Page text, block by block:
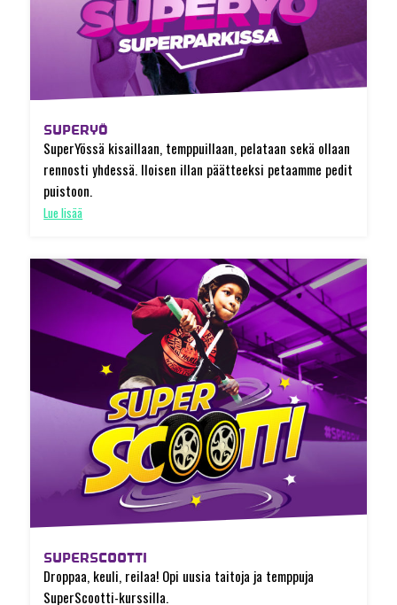
SUPERYÖ
SuperYössä kisaillaan, temppuillaan, pelataan sekä ollaan
rennosti yhdessä. Iloisen illan päätteeksi petaamme pedit
puistoon.
Lue lisää
SUPERSCOOTTI
Droppaa, keuli, reilaa! Opi uusia taitoja ja temppuja
SuperScootti-kurssilla.